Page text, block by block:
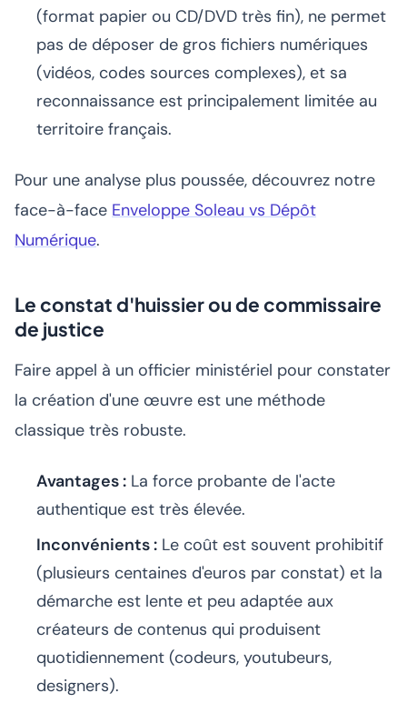
(format papier ou CD/DVD très fin), ne permet
pas de déposer de gros fichiers numériques
(vidéos, codes sources complexes), et sa
reconnaissance est principalement limitée au
territoire français.
Pour une analyse plus poussée, découvrez notre
face-à-face Enveloppe Soleau vs Dépôt
Numérique.
Le constat d'huissier ou de commissaire
de justice
Faire appel à un officier ministériel pour constater
la création d'une œuvre est une méthode
classique très robuste.
Avantages : La force probante de l'acte
authentique est très élevée.
Inconvénients : Le coût est souvent prohibitif
(plusieurs centaines d'euros par constat) et la
démarche est lente et peu adaptée aux
créateurs de contenus qui produisent
quotidiennement (codeurs, youtubeurs,
designers).